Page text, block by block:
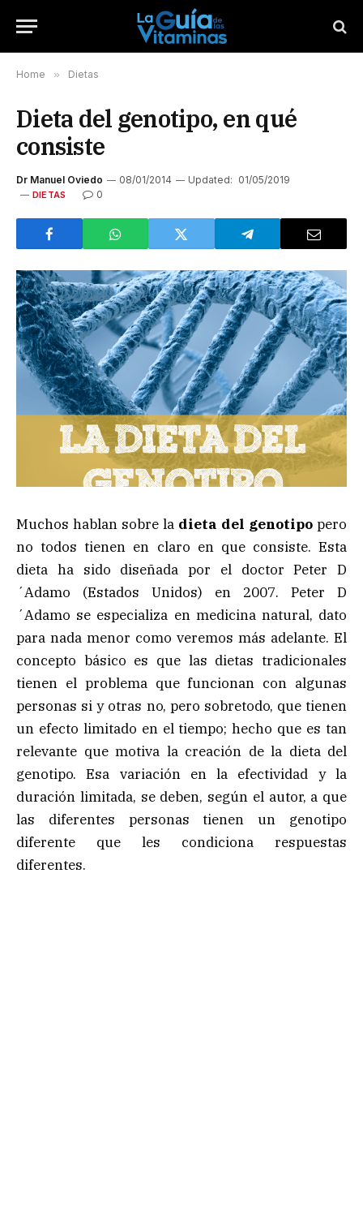
Home » Dietas
Dieta del genotipo, en qué
consiste
Dr Manuel Oviedo 08/01/2014 Updated: 01/05/2019
DIETAS 0
Muchos hablan sobre la dieta del genotipo pero
no todos tienen en claro en que consiste. Esta
dieta ha sido diseñada por el doctor Peter D
´Adamo (Estados Unidos) en 2007. Peter D
´Adamo se especializa en medicina natural, dato
para nada menor como veremos más adelante. El
concepto básico es que las dietas tradicionales
tienen el problema que funcionan con algunas
personas si y otras no, pero sobretodo, que tienen
un efecto limitado en el tiempo; hecho que es tan
relevante que motiva la creación de la dieta del
genotipo. Esa variación en la efectividad y la
duración limitada, se deben, según el autor, a que
las diferentes personas tienen un genotipo
diferente que les condiciona respuestas
diferentes.